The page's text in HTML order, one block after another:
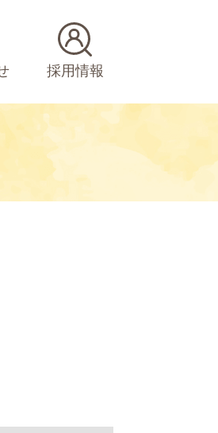
採用情報